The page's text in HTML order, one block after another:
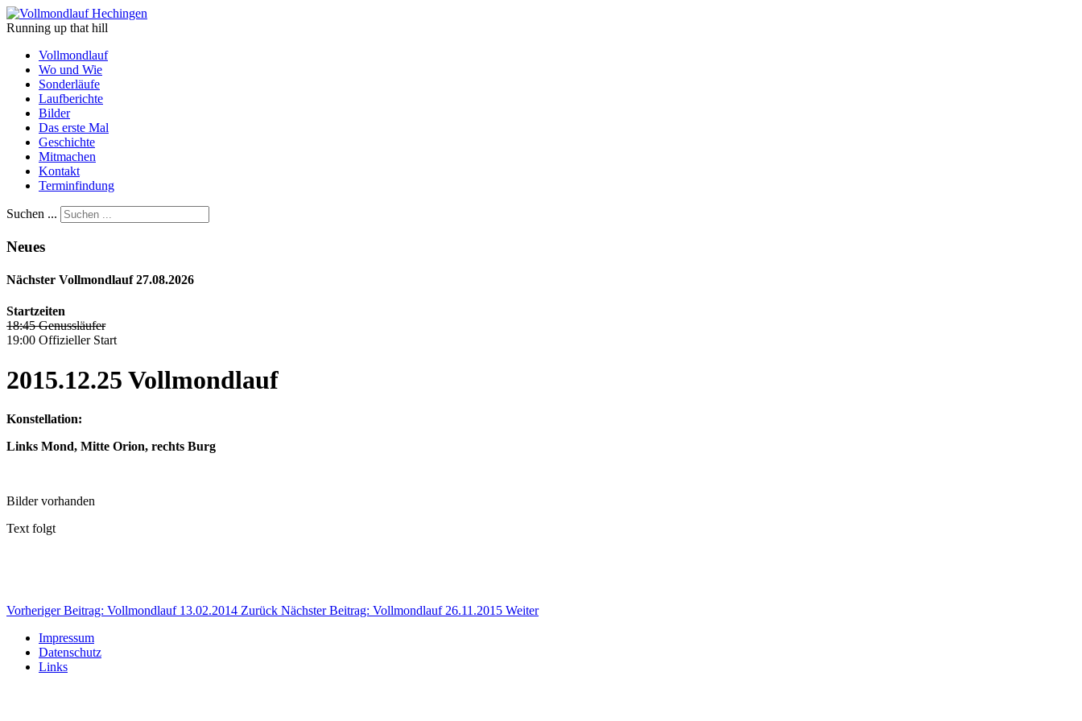
Running up that hill
Vollmondlauf
Wo und Wie
Sonderläufe
Laufberichte
Bilder
Das erste Mal
Geschichte
Mitmachen
Kontakt
Terminfindung
Suchen ...
Neues
Nächster Vollmondlauf 27.08.2026
Startzeiten
18:45 Genussläufer
19:00 Offizieller Start
2015.12.25 Vollmondlauf
Konstellation:
Links Mond, Mitte Orion, rechts Burg
Bilder vorhanden
Text folgt
Vorheriger Beitrag: Vollmondlauf 13.02.2014 Zurück Nächster Beitrag: Vollmondlauf 26.11.2015 Weiter
Impressum
Datenschutz
Links